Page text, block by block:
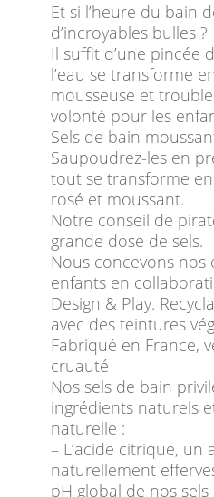
Et si l’heure du bain
d’incroyables bulles ?
Il suffit d’une pincée
l’eau se transforme
mousseuse et
volonté pour les
Sels de bain
Saupoudrez-les en
tout se transforme
rosé et moussant.
Notre conseil de
grande dose de sels.
Nous concevons nos
enfants en
Design & Play.
avec des teintures
Fabriqué en France,
cruauté
Nos sels de bain
ingrédients naturels
naturelle :
– L’acide citrique, un
naturellement
pH global de nos sels